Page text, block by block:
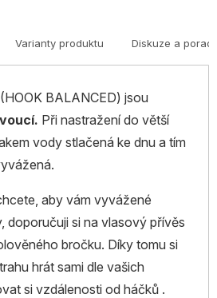
Varianty produktu Diskuze a
(HOOK BALANCED) jsou
Při nastražení do větší
vody stlačená ke dnu a tím
aby vám vyvážené
doporučuji si na vlasový přívěs
bročku. Díky tomu si
hrát sami dle vašich
si vzdálenosti od háčků .